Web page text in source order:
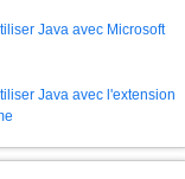
Java avec Microsoft
Java avec l'extension